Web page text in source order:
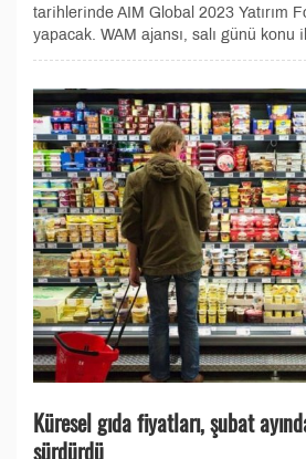
tarihlerinde AIM Global 2023 Yatırım
yapacak. WAM ajansı, salı günü konu
Küresel gıda fiyatları, şubat
sürdürdü